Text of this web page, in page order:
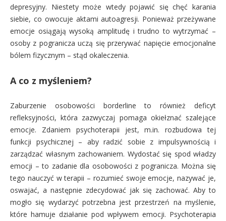
depresyjny. Niestety może wtedy pojawić się chęć karania
siebie, co owocuje aktami autoagresji. Ponieważ przeżywane
emocje osiągają wysoką amplitudę i trudno to wytrzymać –
osoby z pogranicza uczą się przerywać napięcie emocjonalne
bólem fizycznym – stąd okaleczenia.
A co z myśleniem?
Zaburzenie osobowości borderline to również deficyt
refleksyjności, która zazwyczaj pomaga okiełznać szalejące
emocje. Zdaniem psychoterapii jest, m.in. rozbudowa tej
funkcji psychicznej – aby radzić sobie z impulsywnością i
zarządzać własnym zachowaniem. Wydostać się spod władzy
emocji – to zadanie dla osobowości z pogranicza. Można się
tego nauczyć w terapii – rozumieć swoje emocje, nazywać je,
oswajać, a następnie zdecydować jak się zachować. Aby to
mogło się wydarzyć potrzebna jest przestrzeń na myślenie,
które hamuje działanie pod wpływem emocji. Psychoterapia